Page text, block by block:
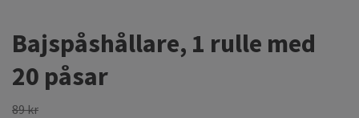
Bajspåshållare, 1 rulle med
20 påsar
89 kr